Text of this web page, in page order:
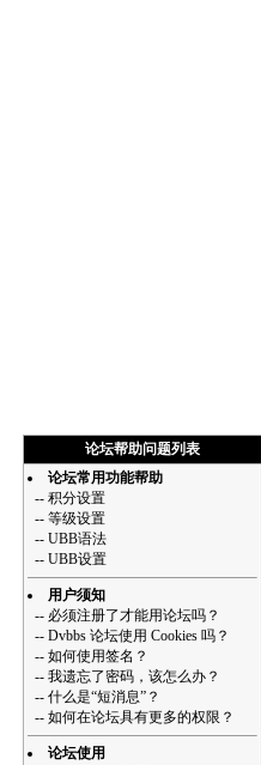
论坛帮助问题列表
论坛常用功能帮助
-- 积分设置
-- 等级设置
-- UBB语法
-- UBB设置
用户须知
-- 必须注册了才能用论坛吗？
-- Dvbbs 论坛使用 Cookies 吗？
-- 如何使用签名？
-- 我遗忘了密码，该怎么办？
-- 什么是“短消息”？
-- 如何在论坛具有更多的权限？
论坛使用